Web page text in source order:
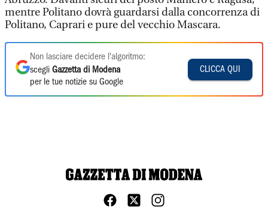
mentre Politano dovrà guardarsi dalla concorrenza di
Politano, Caprari e pure del vecchio Mascara.
Non lasciare decidere l'algoritmo:
scegli Gazzetta di Modena
per le tue notizie su Google
CLICCA QUI